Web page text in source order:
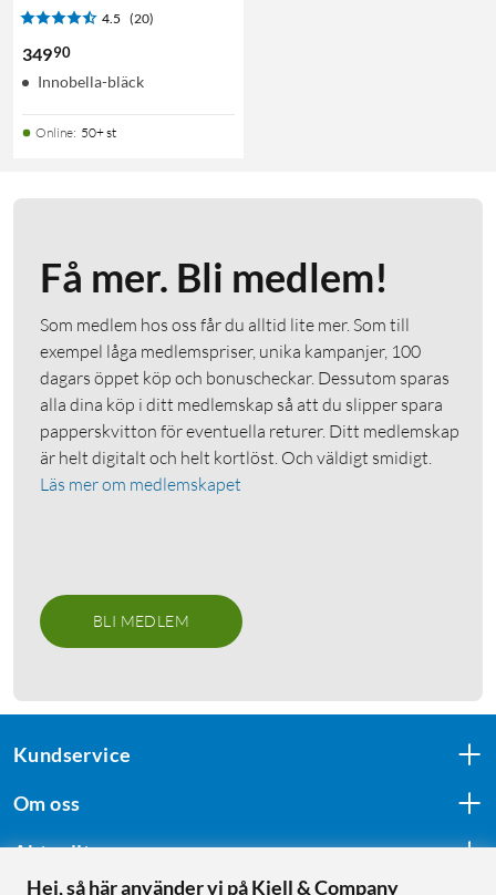
4.5 (20)
34990
Innobella-bläck
Online: 50+ st
Få mer. Bli medlem!
Som medlem hos oss får du alltid lite mer. Som till
exempel låga medlemspriser, unika kampanjer, 100
dagars öppet köp och bonuscheckar. Dessutom sparas
alla dina köp i ditt medlemskap så att du slipper spara
papperskvitton för eventuella returer. Ditt medlemskap
är helt digitalt och helt kortlöst. Och väldigt smidigt.
Läs mer om medlemskapet
BLI MEDLEM
Kundservice
Om oss
Aktuellt
Hej, så här använder vi på Kjell & Company